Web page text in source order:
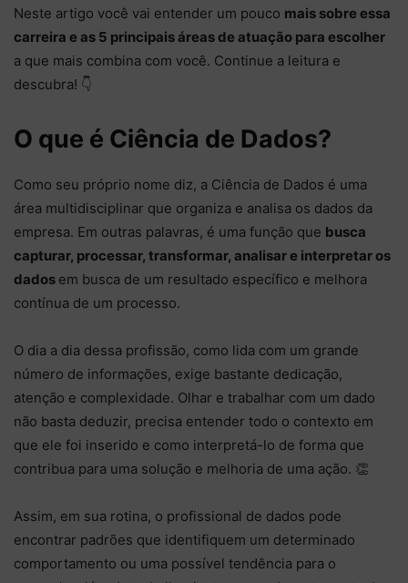
Neste artigo você vai entender um pouco mais sobre essa
carreira e as 5 principais áreas de atuação para escolher
a que mais combina com você. Continue a leitura e
descubra! 👇
O que é Ciência de Dados?
Como seu próprio nome diz, a Ciência de Dados é uma
área multidisciplinar que organiza e analisa os dados da
empresa. Em outras palavras, é uma função que busca
capturar, processar, transformar, analisar e interpretar os
dados em busca de um resultado específico e melhora
contínua de um processo.
O dia a dia dessa profissão, como lida com um grande
número de informações, exige bastante dedicação,
atenção e complexidade. Olhar e trabalhar com um dado
não basta deduzir, precisa entender todo o contexto em
que ele foi inserido e como interpretá-lo de forma que
contribua para uma solução e melhoria de uma ação. 👏
Assim, em sua rotina, o profissional de dados pode
encontrar padrões que identifiquem um determinado
comportamento ou uma possível tendência para o